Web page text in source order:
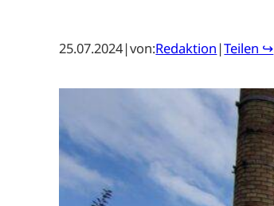
25.07.2024|von:Redaktion |Teilen ↪